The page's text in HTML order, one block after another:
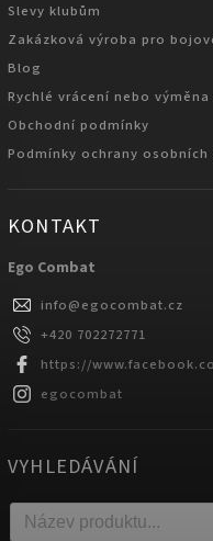
Slevy klubům
Zakázková výroba pro
Blog
Rychlé vrácení nebo
Obchodní podmínky
Podmínky ochrany osobních
KONTAKT
Ego Combat
info@egocombat.cz
+420 702272771
https://
egocombat
VYHLEDÁVÁNÍ